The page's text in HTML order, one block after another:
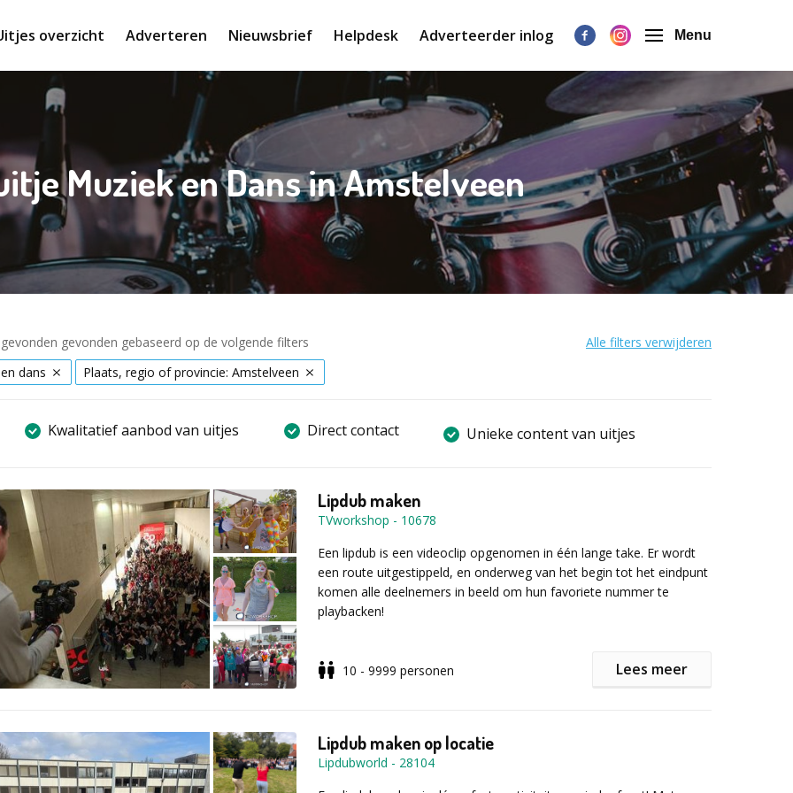
overzicht Adverteren Nieuwsbrief Helpdesk Adverteerder inlog Menu
Muziek en Dans in Amstelveen
gevonden gebaseerd op de volgende filters
Alle filters verwijderen
dans
Plaats, regio of provincie: Amstelveen
Kwalitatief aanbod van uitjes Direct contact Unieke content van uitjes
Lipdub maken
TVworkshop - 10678
Een lipdub is een videoclip opgenomen in één lange take. Er wordt
een route uitgestippeld, en onderweg van het begin tot het eindpunt
komen alle deelnemers in beeld om hun favoriete nummer te
playbacken!
Hebben jullie zin in een feestje?! Maak dan een super gave lipdub!
feest!
10 - 9999 personen Lees meer
Lipdub maken op locatie
Lipdubworld - 28104